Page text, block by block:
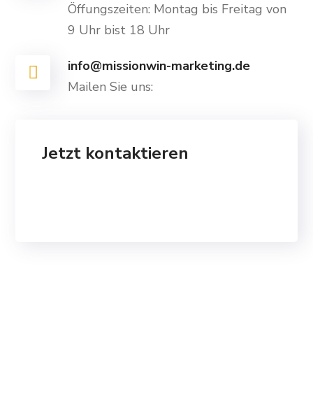
Öffungszeiten: Montag bis Freitag von
9 Uhr bist 18 Uhr
info@missionwin-marketing.de
Mailen Sie uns:
Jetzt kontaktieren